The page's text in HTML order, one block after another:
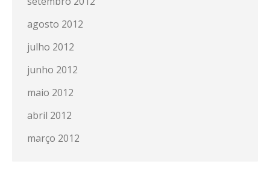
agosto 2012
julho 2012
junho 2012
maio 2012
abril 2012
março 2012